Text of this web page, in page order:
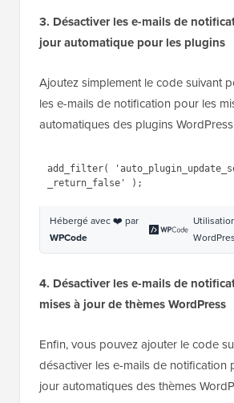
WPCode
guide sur la façon d'ajouter du code
dans WordPress.
jour automatique pour les plugins
Ajoutez simplement le code suivant
les e-mails de notification pour les
automatiques des plugins
1
add_filter(
'__return_false' );
Hébergé avec ❤️ par